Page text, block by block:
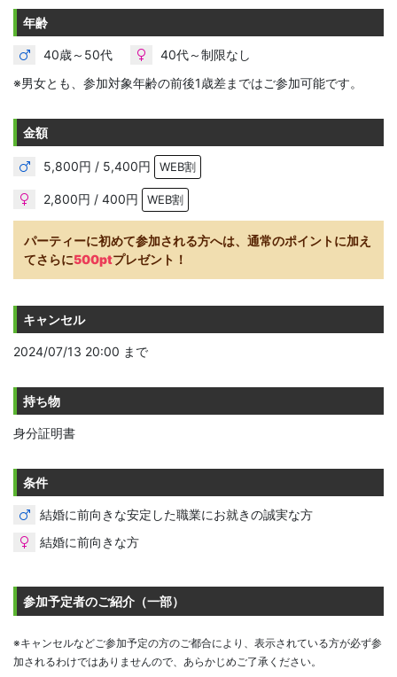
年齢
40歳～50代
40代～制限なし
※男女とも、参加対象年齢の前後1歳差まではご参加可能です。
金額
5,800円 / 5,400円 WEB割
2,800円 / 400円 WEB割
パーティーに初めて参加される方へは、通常のポイントに加え
てさらに500ptプレゼント！
キャンセル
2024/07/13 20:00 まで
持ち物
身分証明書
条件
結婚に前向きな安定した職業にお就きの誠実な方
結婚に前向きな方
参加予定者のご紹介（一部）
※キャンセルなどご参加予定の方のご都合により、表示されている方が必ず参
加されるわけではありませんので、あらかじめご了承ください。